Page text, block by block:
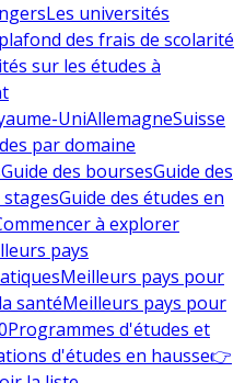
Les universités
des frais de scolarité
sur les études à
UniAllemagneSuisse
par domaine
Guide des boursesGuide des
stagesGuide des études en
à explorer
pays
Meilleurs pays pour
santéMeilleurs pays pour
Programmes d'études et
d'études en hausse👉